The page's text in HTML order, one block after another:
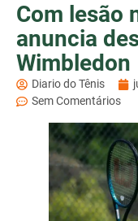
Com lesão
anuncia
Wimbledon
Diario do Tênis
Sem Comentários